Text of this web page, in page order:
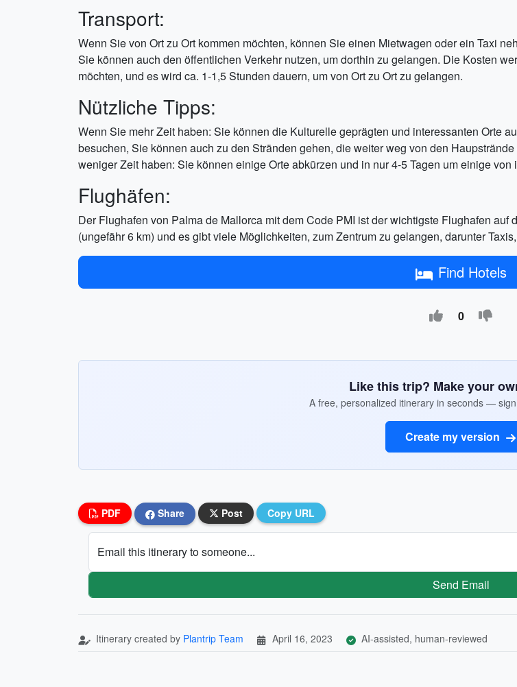
Transport:
Wenn Sie von Ort zu Ort kommen möchten, können Sie einen Mietwagen oder ein Taxi
Sie können auch den öffentlichen Verkehr nutzen, um dorthin zu gelangen. Die Kosten
möchten, und es wird ca. 1-1,5 Stunden dauern, um von Ort zu Ort zu gelangen.
Nützliche Tipps:
Wenn Sie mehr Zeit haben: Sie können die Kulturelle geprägten und interessanten Orte
besuchen, Sie können auch zu den Stränden gehen, die weiter weg von den
weniger Zeit haben: Sie können einige Orte abkürzen und in nur 4-5 Tagen um einige von
Flughäfen:
Der Flughafen von Palma de Mallorca mit dem Code PMI ist der wichtigste Flughafen
(ungefähr 6 km) und es gibt viele Möglichkeiten, zum Zentrum zu gelangen, darunter
Find Hotels
0
Like this trip? Make your
A free, personalized itinerary in seconds —
Create my version
PDF Share Post Copy URL
Email this itinerary to someone...
Send Email
Itinerary created by Plantrip Team April 16, 2023 AI-assisted, human-reviewed